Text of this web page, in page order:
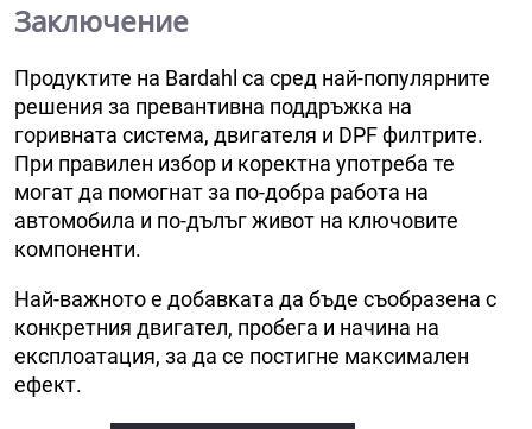
Заключение
Продуктите на Bardahl са сред най-популярните
решения за превантивна поддръжка на
горивната система, двигателя и DPF филтрите.
При правилен избор и коректна употреба те
могат да помогнат за по-добра работа на
автомобила и по-дълъг живот на ключовите
компоненти.
Най-важното е добавката да бъде съобразена с
конкретния двигател, пробега и начина на
експлоатация, за да се постигне максимален
ефект.